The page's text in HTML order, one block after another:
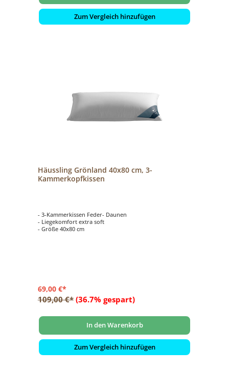
Zum Vergleich hinzufügen
Häussling Grönland 40x80 cm, 3-
Kammerkopfkissen
- 3-Kammerkissen Feder- Daunen
- Liegekomfort extra soft
- Größe 40x80 cm
69,00 €*
109,00 €* (36.7% gespart)
In den Warenkorb
Zum Vergleich hinzufügen